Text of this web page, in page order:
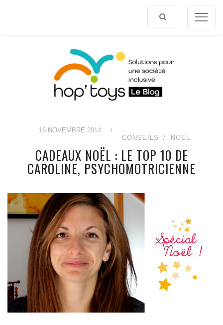
16 NOVEMBRE 2014
/
CONSEILS
NOËL
CADEAUX NOËL : LE TOP 10 DE
CAROLINE, PSYCHOMOTRICIENNE